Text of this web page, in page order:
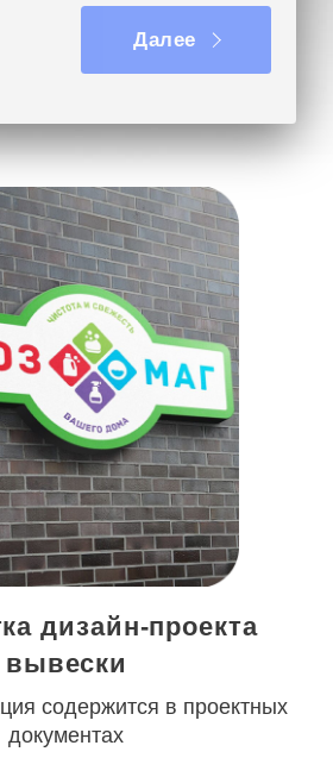
Далее
дизайн-проекта
вывески
содержится в проектных
документах